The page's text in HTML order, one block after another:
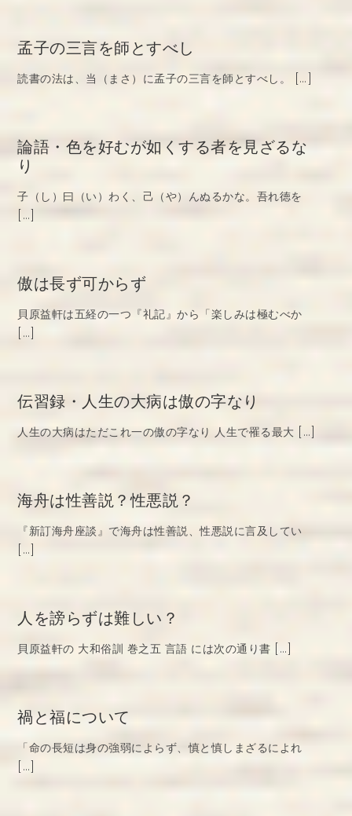
孟子の三言を師とすべし
読書の法は、当（まさ）に孟子の三言を師とすべし。 […]
論語・色を好むが如くする者を見ざるな
り
子（し）曰（い）わく、己（や）んぬるかな。吾れ徳を
[…]
傲は長ず可からず
貝原益軒は五経の一つ『礼記』から「楽しみは極むべか
[…]
伝習録・人生の大病は傲の字なり
人生の大病はただこれ一の傲の字なり 人生で罹る最大 […]
海舟は性善説？性悪説？
『新訂海舟座談』で海舟は性善説、性悪説に言及してい
[…]
人を謗らずは難しい？
貝原益軒の 大和俗訓 巻之五 言語 には次の通り書 […]
禍と福について
「命の長短は身の強弱によらず、慎と慎しまざるによれ
[…]